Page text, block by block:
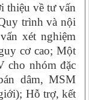
thiệu về tư vấn
trình và nội
xét nghiệm
cơ cao; Một
cho nhóm đặc
dâm, MSM
Hỗ trợ, kết